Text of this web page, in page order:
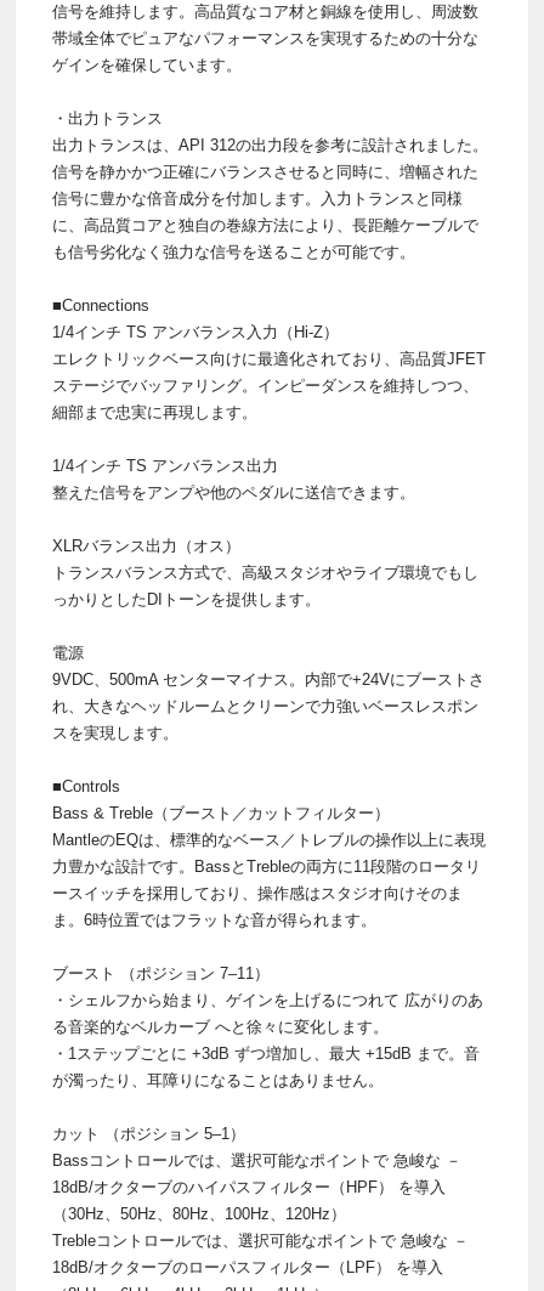
信号を維持します。高品質なコア材と銅線を使用し、周波数
帯域全体でピュアなパフォーマンスを実現するための十分な
ゲインを確保しています。
・出力トランス
出力トランスは、API 312の出力段を参考に設計されました。
信号を静かかつ正確にバランスさせると同時に、増幅された
信号に豊かな倍音成分を付加します。入力トランスと同様
に、高品質コアと独自の巻線方法により、長距離ケーブルで
も信号劣化なく強力な信号を送ることが可能です。
■Connections
1/4インチ TS アンバランス入力（Hi-Z）
エレクトリックベース向けに最適化されており、高品質JFET
ステージでバッファリング。インピーダンスを維持しつつ、
細部まで忠実に再現します。
1/4インチ TS アンバランス出力
整えた信号をアンプや他のペダルに送信できます。
XLRバランス出力（オス）
トランスバランス方式で、高級スタジオやライブ環境でもし
っかりとしたDIトーンを提供します。
電源
9VDC、500mA センターマイナス。内部で+24Vにブーストさ
れ、大きなヘッドルームとクリーンで力強いベースレスポン
スを実現します。
■Controls
Bass & Treble（ブースト／カットフィルター）
MantleのEQは、標準的なベース／トレブルの操作以上に表現
力豊かな設計です。BassとTrebleの両方に11段階のロータリ
ースイッチを採用しており、操作感はスタジオ向けそのま
ま。6時位置ではフラットな音が得られます。
ブースト （ポジション 7–11）
・シェルフから始まり、ゲインを上げるにつれて 広がりのあ
る音楽的なベルカーブ へと徐々に変化します。
・1ステップごとに +3dB ずつ増加し、最大 +15dB まで。音
が濁ったり、耳障りになることはありません。
カット （ポジション 5–1）
Bassコントロールでは、選択可能なポイントで 急峻な －
18dB/オクターブのハイパスフィルター（HPF） を導入
（30Hz、50Hz、80Hz、100Hz、120Hz）
Trebleコントロールでは、選択可能なポイントで 急峻な －
18dB/オクターブのローパスフィルター（LPF） を導入